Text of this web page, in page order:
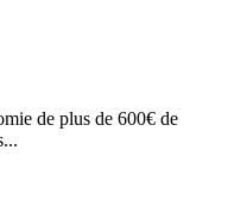
de plus de 600€ de